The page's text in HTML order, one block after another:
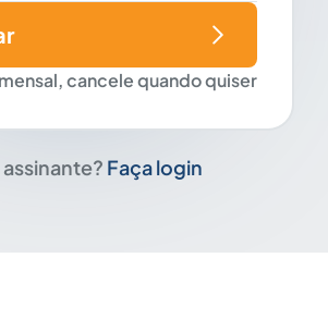
cancele quando quiser
assinante? Faça login